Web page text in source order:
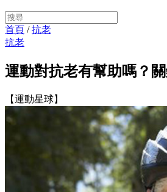
首頁 /抗老
抗老
運動對抗老有幫助嗎？關
【運動星球】